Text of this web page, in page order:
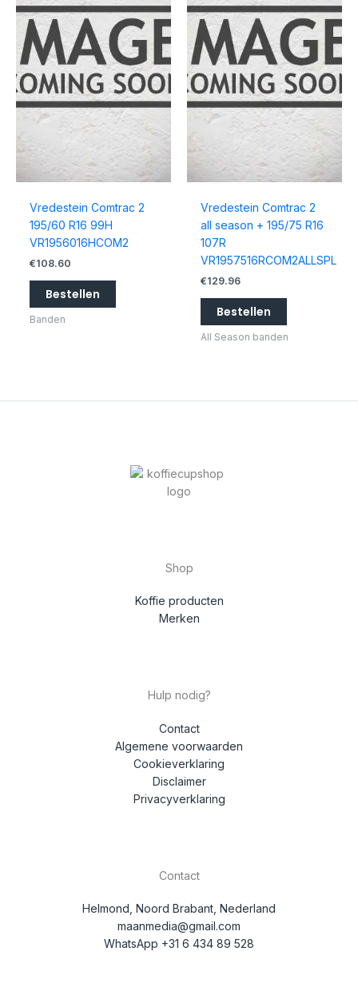
Vredestein Comtrac 2
195/60 R16 99H
VR1956016HCOM2
€108.60
Bestellen
Banden
Vredestein Comtrac 2
all season + 195/75 R16
107R
VR1957516RCOM2ALLSPL
€129.96
Bestellen
All Season banden
Shop
Koffie producten
Merken
Hulp nodig?
Contact
Algemene voorwaarden
Cookieverklaring
Disclaimer
Privacyverklaring
Contact
Helmond, Noord Brabant, Nederland
maanmedia@gmail.com
WhatsApp +31 6 434 89 528